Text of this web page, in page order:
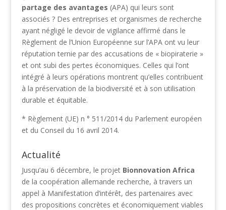
partage des avantages (APA) qui leurs sont
associés ? Des entreprises et organismes de recherche
ayant négligé le devoir de vigilance affirmé dans le
Règlement de l’Union Européenne sur l’APA ont vu leur
réputation ternie par des accusations de « biopiraterie »
et ont subi des pertes économiques. Celles qui l’ont
intégré à leurs opérations montrent qu’elles contribuent
à la préservation de la biodiversité et à son utilisation
durable et équitable.
* Règlement (UE) n ° 511/2014 du Parlement européen
et du Conseil du 16 avril 2014.
Actualité
Jusqu’au 6 décembre, le projet Bionnovation Africa
de la coopération allemande recherche, à travers un
appel à Manifestation d’intérêt, des partenaires avec
des propositions concrètes et économiquement viables